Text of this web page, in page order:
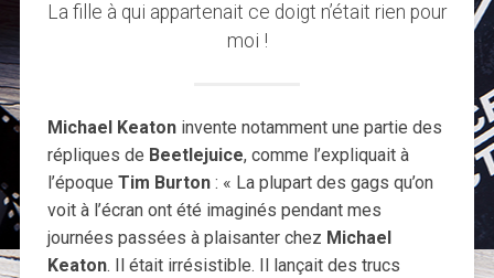
La fille à qui appartenait ce doigt n’était rien pour
moi !
Michael Keatoninvente notamment une partie des
répliques de Beetlejuice, comme l’expliquait à
l’époque Tim Burton: « La plupart des gags qu’on
voit à l’écran ont été imaginés pendant mes
journées passées à plaisanter chez Michael
Keaton. Il était irrésistible. Il lançait des trucs